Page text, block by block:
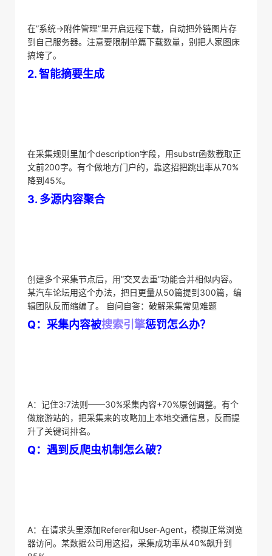
在”系统→附件管理”里开启远程下载，自动把外链图片存
到自己服务器。注意要限制单篇下载数量，别把人家图床
搞垮了。
​2. 智能摘要生成​
在采集规则里加个description字段，用substr函数截取正
文前200字。有个做地方门户的，靠这招把跳出率从70%
降到45%。
​3. 多源内容聚合​
创建多个采集节点后，用”交叉去重”功能合并相似内容。
某汽车论坛用这个办法，把日更量从50篇提到300篇，编
辑团队反而缩编了。 自问自答：破解采集常见难题
​Q：采集内容被搜索引擎惩罚怎么办？​
A：记住3:7法则——30%采集内容+70%原创调整。有个
做旅游站的，把采集来的攻略加上本地交通信息，反而提
升了关键词排名。
​Q：遇到反爬虫机制怎么破？​
A：在请求头里添加Referer和User-Agent，模拟正常浏览
器访问。某数据公司用这招，采集成功率从40%飙升到